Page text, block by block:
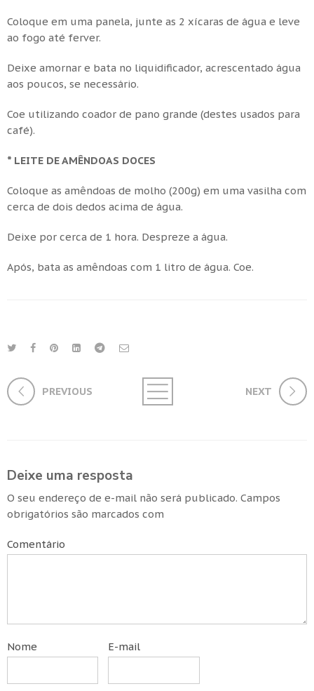
Coloque em uma panela, junte as 2 xícaras de água e leve
ao fogo até ferver.
Deixe amornar e bata no liquidificador, acrescentado água
aos poucos, se necessário.
Coe utilizando coador de pano grande (destes usados para
café).
* LEITE DE AMÊNDOAS DOCES
Coloque as amêndoas de molho (200g) em uma vasilha com
cerca de dois dedos acima de água.
Deixe por cerca de 1 hora. Despreze a água.
Após, bata as amêndoas com 1 litro de água. Coe.
PREVIOUS NEXT
Deixe uma resposta
O seu endereço de e-mail não será publicado. Campos
obrigatórios são marcados com
Comentário
Nome E-mail